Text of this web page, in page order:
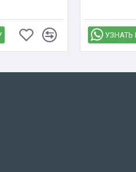
УЗНАТЬ